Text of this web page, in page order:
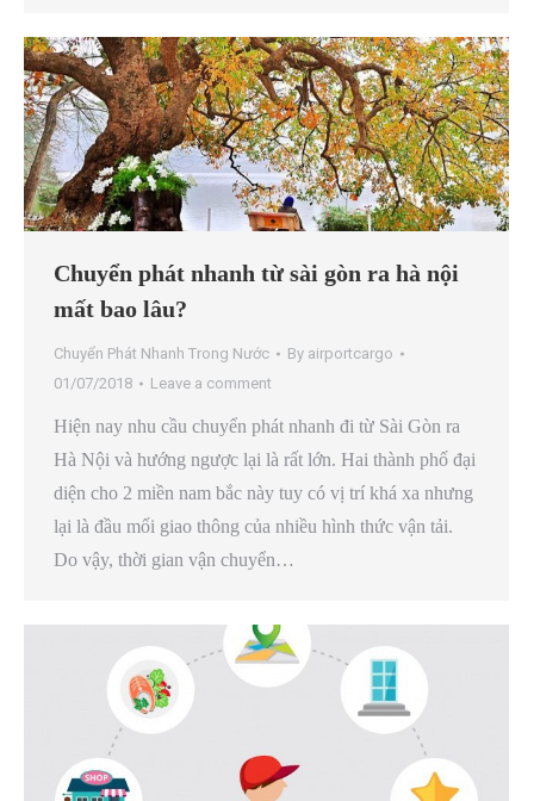
Chuyển phát nhanh từ sài gòn ra hà nội
mất bao lâu?
Chuyển Phát Nhanh Trong Nước By airportcargo
01/07/2018
Leave a comment
Hiện nay nhu cầu chuyển phát nhanh đi từ Sài Gòn ra
Hà Nội và hướng ngược lại là rất lớn. Hai thành phố đại
diện cho 2 miền nam bắc này tuy có vị trí khá xa nhưng
lại là đầu mối giao thông của nhiều hình thức vận tải.
Do vậy, thời gian vận chuyển…